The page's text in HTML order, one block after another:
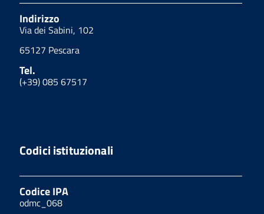
Indirizzo
Via dei Sabini, 102
65127 Pescara
Tel.
(+39) 085 67517
Codici istituzionali
Codice IPA
odmc_068